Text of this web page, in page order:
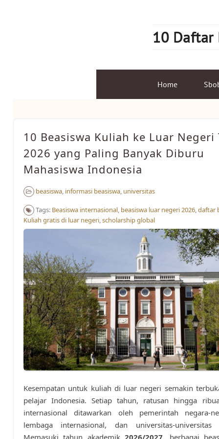
10 Daftar
Home
10 Beasiswa Kuliah ke Luar Negeri
2026 yang Paling Banyak Diburu
Mahasiswa Indonesia
beasiswa, informasi beasiswa, universitas
Tags: Beasiswa internasional, beasiswa luar negeri 2026,daftar
Kuliah gratis di luar negeri,scholarship global
Kesempatan untuk kuliah di luar negeri semakin
pelajar Indonesia. Setiap tahun, ratusan hingga
internasional ditawarkan oleh pemerintah negara-
lembaga internasional, dan universitas-
Memasuki tahun akademik2026/2027 , berbagai